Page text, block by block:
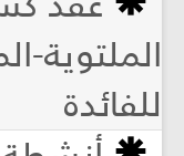
الملتوية-
للفائدة